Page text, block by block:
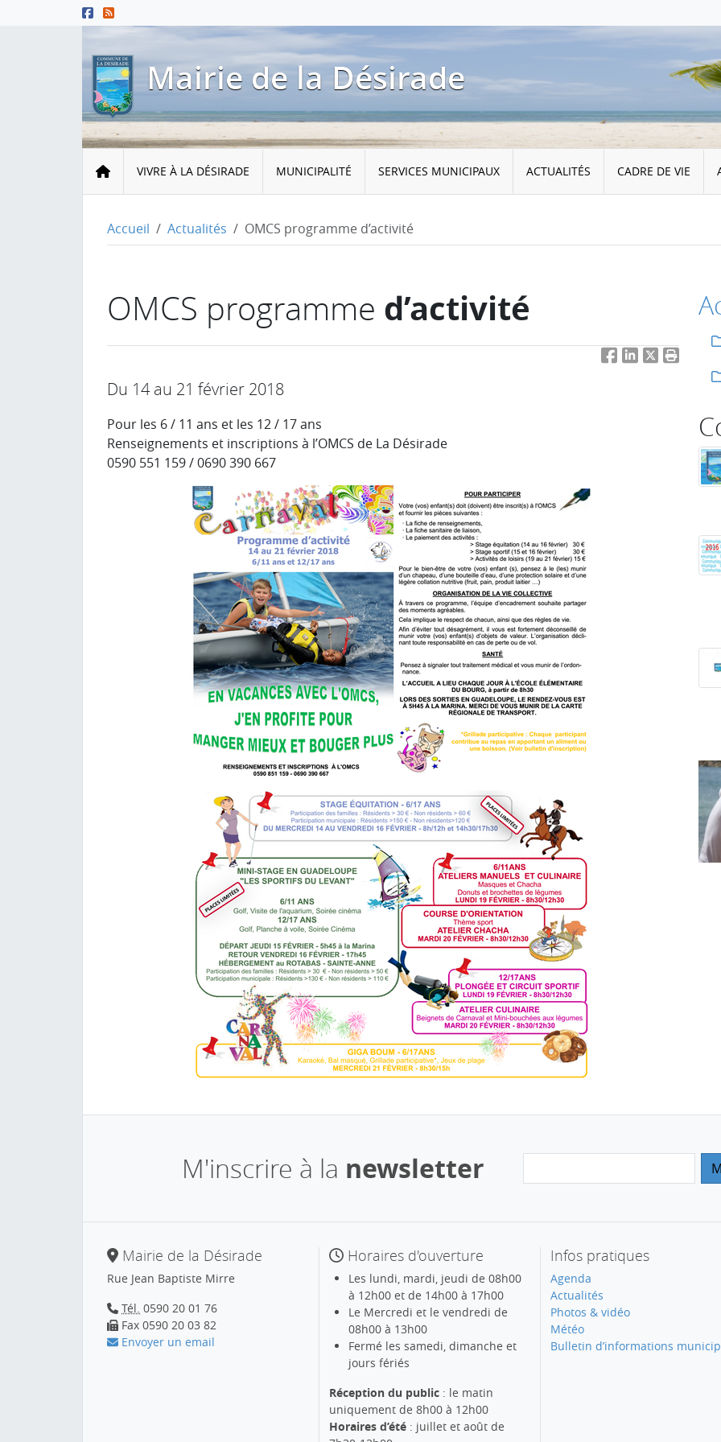
Menu principal
Contenu principal
Mairie de la Désirade
AccueilVIVRE À LA DÉSIRADE MUNICIPALITÉ SERVICES MUNICIPAUX ACTUALITÉS CADRE DE VIE
Accueil Actualités OMCS programme d’activité
OMCS programme d’activité
FacebookLinkedIn
TwitterImprimer
Du 14 au 21 février 2018
Pour les 6 / 11 ans et les 12 / 17 ans
Renseignements et inscriptions à l’OMCS de La Désirade
0590 551 159 / 0690 390 667
M'inscrire à la newsletter
Mairie de la Désirade
Rue Jean Baptiste Mirre
Tél. 0590 20 01 76
Fax 0590 20 03 82
Envoyer un email
Horaires d'ouverture
Les lundi, mardi, jeudi de 08h00
à 12h00 et de 14h00 à 17h00
Le Mercredi et le vendredi de
08h00 à 13h00
Fermé les samedi, dimanche et
jours fériés
Réception du public: le matin
uniquement de 8h00 à 12h00
Horaires d’été: juillet et août de
Infos pratiques
Agenda
Actualités
Photos & vidéo
Météo
Bulletin d’informations